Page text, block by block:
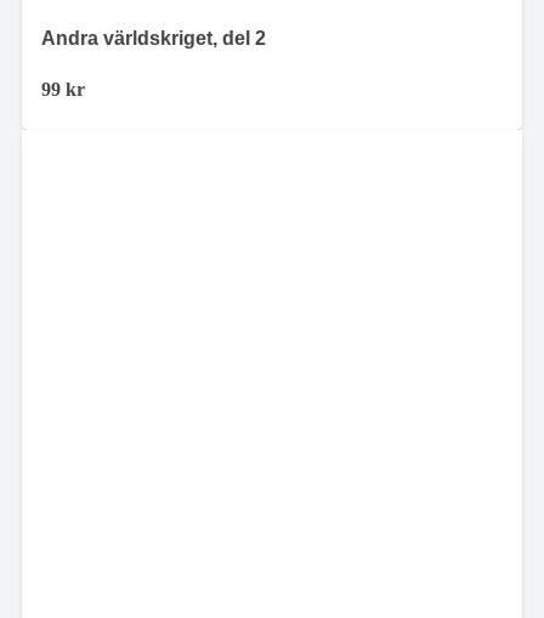
Andra världskriget, del 2
99 kr